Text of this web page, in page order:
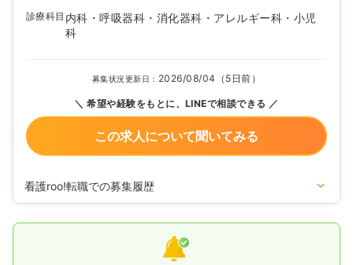
診療科目 内科・呼吸器科・消化器科・アレルギー科・小児
科
募集状況更新日： 2026/08/04（5日前）
希望や経験をもとに、LINEで相談できる
この求人について聞いてみる
看護roo!転職での募集履歴
2026/07/13正・准看護師の募集を休止
正・准看護師を募集中